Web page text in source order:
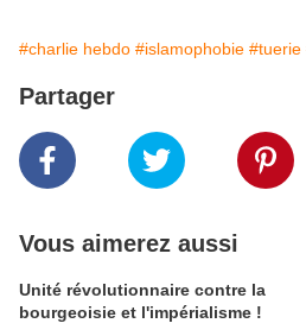
#charlie hebdo #islamophobie #tuerie
Partager
Vous aimerez aussi
Unité révolutionnaire contre la
bourgeoisie et l'impérialisme !